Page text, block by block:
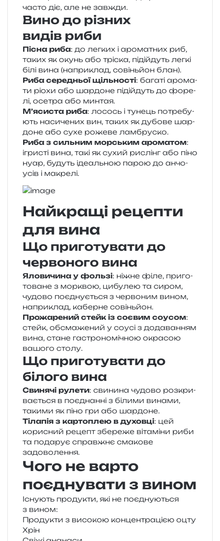
часто діє, але не завжди.
Вино до різних
видів риби
Пісна риба: до лег­ких і аро­ма­тних риб,
таких як окунь або трі­ска, піді­йдуть легкі
білі вина (напри­клад, совінь­йон блан).
Риба сере­дньої щіль­но­сті: бага­ті аро­ма­
ти ріохи або шар­до­не піді­йдуть до форе­
лі, осе­тра або минтая.
М’ясиста риба: лосось і тунець потре­бу­
ють наси­че­них вин, таких як дубо­ве шар­
до­не або сухе роже­ве ламбруско.
Риба з силь­ним мор­ським аро­ма­том:
ігри­сті вина, такі як сухий рислінг або піно
нуар, будуть іде­аль­ною парою до анчо­
усів і макрелі.
Найкращі рецепти
для вина
Що приготувати до
червоного вина
Яловичина у фоль­зі: ніжне філе, при­го­
то­ва­не з мор­квою, цибу­лею та сиром,
чудо­во поєд­ну­є­ться з чер­во­ним вином,
напри­клад, кабер­не совіньйон.
Прожарений стейк із соє­вим соусом:
стейк, обсма­же­ний у соусі з дода­ва­н­ням
вина, стане гастро­но­мі­чною окра­сою
вашо­го столу.
Що приготувати до
білого вина
Свинячі руле­ти: сви­ни­на чудо­во роз­кри­
ва­є­ться в поєд­нан­ні з біли­ми вина­ми,
таки­ми як піно гри або шардоне.
Тілапія з кар­то­плею в духов­ці: цей
кори­сний рецепт збе­ре­же віта­мі­ни риби
та пода­рує справ­жнє сма­ко­ве
задоволення.
Чого не варто
поєднувати з вином
Існують про­ду­кти, які не поєд­ну­ю­ться
з вином:
Продукти з висо­кою кон­цен­тра­ці­єю оцту
Хрін